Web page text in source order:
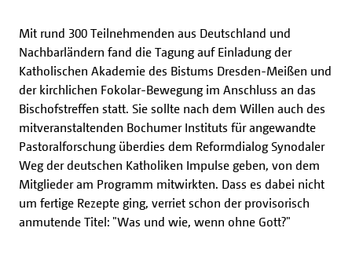
Mit rund 300 Teilnehmenden aus Deutschland und
Nachbarländern fand die Tagung auf Einladung der
Katholischen Akademie des Bistums Dresden-Meißen und
der kirchlichen Fokolar-Bewegung im Anschluss an das
Bischofstreffen statt. Sie sollte nach dem Willen auch des
mitveranstaltenden Bochumer Instituts für angewandte
Pastoralforschung überdies dem Reformdialog Synodaler
Weg der deutschen Katholiken Impulse geben, von dem
Mitglieder am Programm mitwirkten. Dass es dabei nicht
um fertige Rezepte ging, verriet schon der provisorisch
anmutende Titel: "Was und wie, wenn ohne Gott?"